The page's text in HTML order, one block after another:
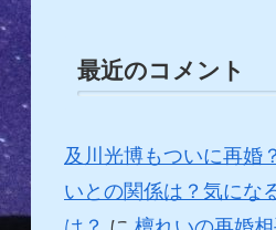
最近のコメント
及川光博もついに再婚
いとの関係は？気にな